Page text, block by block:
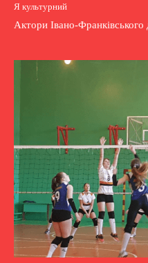
Я культурний
Актори Івано-Франківського